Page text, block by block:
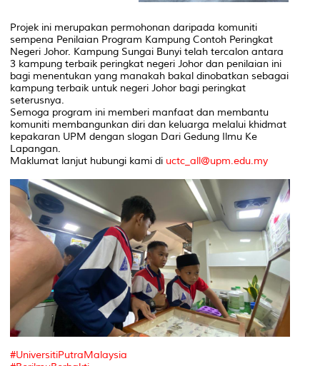
Projek ini merupakan permohonan daripada komuniti
sempena Penilaian Program Kampung Contoh Peringkat
Negeri Johor. Kampung Sungai Bunyi telah tercalon antara
3 kampung terbaik peringkat negeri Johor dan penilaian ini
bagi menentukan yang manakah bakal dinobatkan sebagai
kampung terbaik untuk negeri Johor bagi peringkat
seterusnya.
Semoga program ini memberi manfaat dan membantu
komuniti membangunkan diri dan keluarga melalui khidmat
kepakaran UPM dengan slogan Dari Gedung Ilmu Ke
Lapangan.
Maklumat lanjut hubungi kami di uctc_all@upm.edu.my
#UniversitiPutraMalaysia